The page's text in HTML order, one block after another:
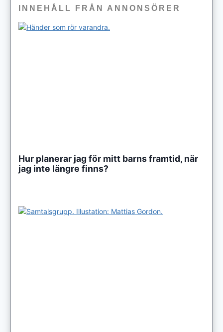
INNEHÅLL FRÅN ANNONSÖRER
Hur planerar jag för mitt barns framtid, när
jag inte längre finns?